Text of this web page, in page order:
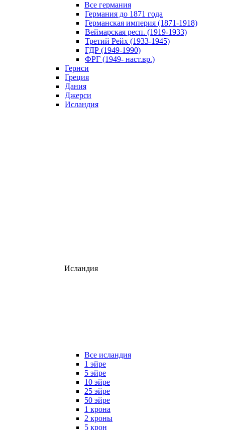
Все германия
Германия до 1871 года
Германская империя (1871-1918)
Веймарская респ. (1919-1933)
Третий Рейх (1933-1945)
ГДР (1949-1990)
ФРГ (1949- наст.вр.)
Гернси
Греция
Дания
Джерси
Исландия
Исландия
Все исландия
1 эйре
5 эйре
10 эйре
25 эйре
50 эйре
1 крона
2 кроны
5 крон